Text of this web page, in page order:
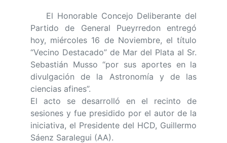
El Honorable Concejo Deliberante del
Partido de General Pueyrredon entregó
hoy, miércoles 16 de Noviembre, el título
“Vecino Destacado” de Mar del Plata al Sr.
Sebastián Musso “por sus aportes en la
divulgación de la Astronomía y de las
ciencias afines”.
El acto se desarrolló en el recinto de
sesiones y fue presidido por el autor de la
iniciativa, el Presidente del HCD, Guillermo
Sáenz Saralegui (AA).